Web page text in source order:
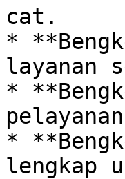
cat.
*
layanan
*
*
lengkap